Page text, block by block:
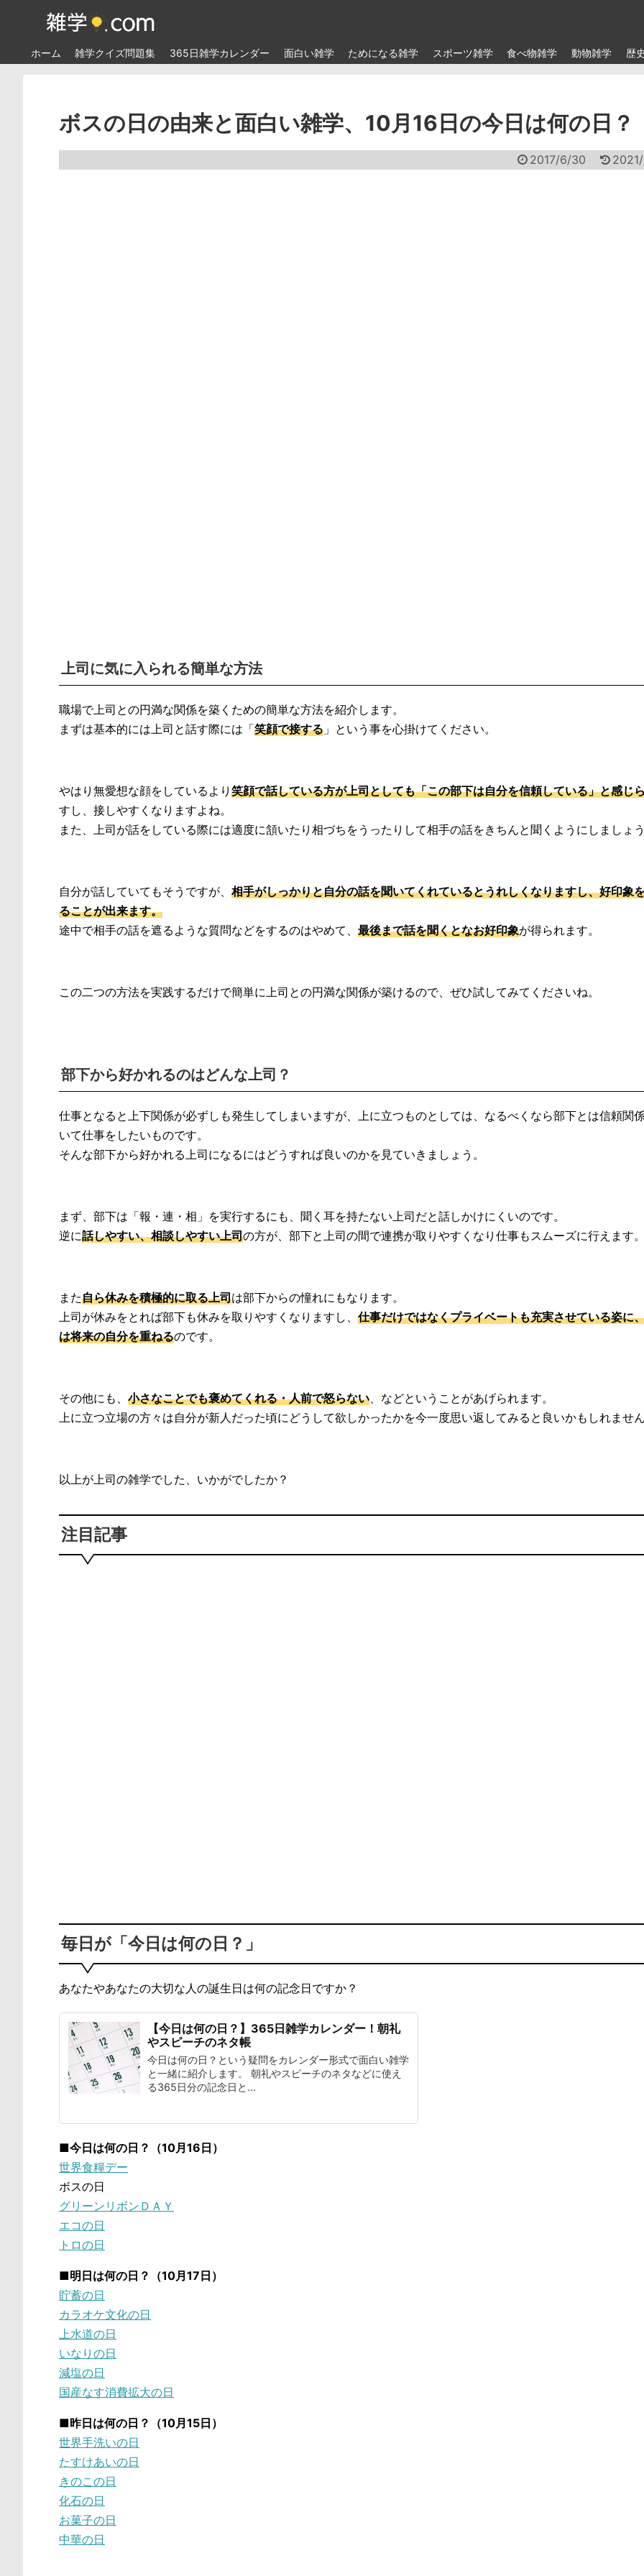
ホーム 雑学クイズ問題集 365日雑学カレンダー 面白い雑学 ためになる雑学 スポーツ雑学 食べ物雑学 動物雑学 歴
ボスの日の由来と面白い雑学、10月16日の今日は何の日？
2017/6/30
上司に気に入られる簡単な方法
職場で上司との円満な関係を築くための簡単な方法を紹介します。
まずは基本的には上司と話す際には「笑顔で接する 」という事を心掛けてください。
やはり無愛想な顔をしているより 笑顔で話している方が上司としても「この部下は自分を信頼している」と感じ
すし、接しやすくなりますよね。
また、上司が話をしている際には適度に頷いたり相づちをうったりして相手の話をきちんと聞くようにしましょう
自分が話していてもそうですが、 相手がしっかりと自分の話を聞いてくれているとうれしくなりますし、好印象
ることが出来ます。
途中で相手の話を遮るような質問などをするのはやめて、 最後まで話を聞くとなお好印象が得られます。
この二つの方法を実践するだけで簡単に上司との円満な関係が築けるので、ぜひ試してみてくださいね。
部下から好かれるのはどんな上司？
仕事となると上下関係が必ずしも発生してしまいますが、上に立つものとしては、なるべくなら部下とは信頼関
いて仕事をしたいものです。
そんな部下から好かれる上司になるにはどうすれば良いのかを見ていきましょう。
まず、部下は「報・連・相」を実行するにも、聞く耳を持たない上司だと話しかけにくいのです。
逆に話しやすい、相談しやすい上司の方が、部下と上司の間で連携が取りやすくなり仕事もスムーズに行えます。
また自ら休みを積極的に取る上司は部下からの憧れにもなります。
上司が休みをとれば部下も休みを取りやすくなりますし、 仕事だけではなくプライベートも充実させている姿に
は将来の自分を重ねるのです。
その他にも、 小さなことでも褒めてくれる・人前で怒らない、などということがあげられます。
上に立つ立場の方々は自分が新人だった頃にどうして欲しかったかを今一度思い返してみると良いかもしれません
以上が上司の雑学でした、いかがでしたか？
注目記事
毎日が「今日は何の日？」
あなたやあなたの大切な人の誕生日は何の記念日ですか？
【今日は何の日？】365日雑学カレンダー！朝礼
やスピーチのネタ帳
今日は何の日？という疑問をカレンダー形式で面白い雑学
と一緒に紹介します。 朝礼やスピーチのネタなどに使え
る365日分の記念日と...
■今日は何の日？（10月16日）
世界食糧デー
ボスの日
グリーンリボンＤＡＹ
エコの日
トロの日
■明日は何の日？（10月17日）
貯蓄の日
カラオケ文化の日
上水道の日
いなりの日
減塩の日
国産なす消費拡大の日
■昨日は何の日？（10月15日）
世界手洗いの日
たすけあいの日
きのこの日
化石の日
お菓子の日
中華の日